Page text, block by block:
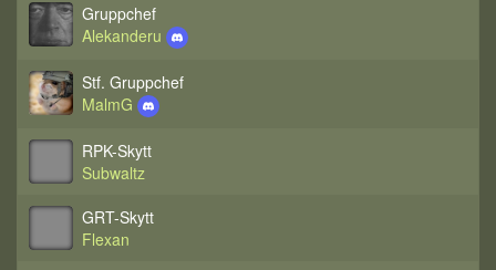
Gruppchef
Alekanderu
Stf. Gruppchef
MalmG
RPK-Skytt
Subwaltz
GRT-Skytt
Flexan